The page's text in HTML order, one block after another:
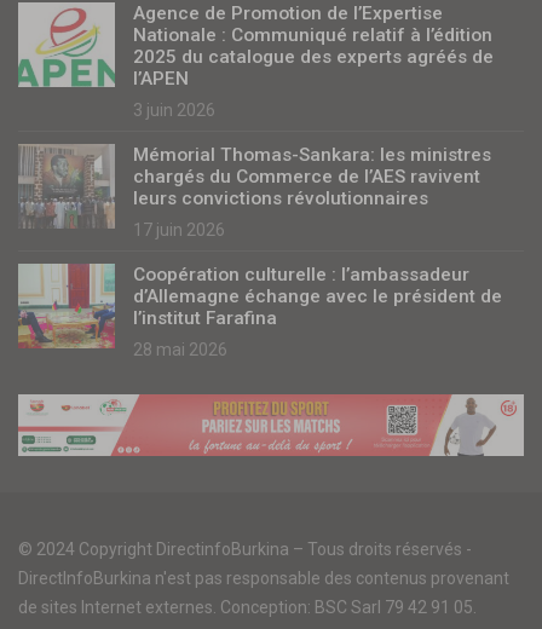
Agence de Promotion de l’Expertise
Nationale : Communiqué relatif à l’édition
2025 du catalogue des experts agréés de
l’APEN
3 juin 2026
Mémorial Thomas-Sankara: les ministres
chargés du Commerce de l’AES ravivent
leurs convictions révolutionnaires
17 juin 2026
Coopération culturelle : l’ambassadeur
d’Allemagne échange avec le président de
l’institut Farafina
28 mai 2026
© 2024 Copyright DirectinfoBurkina – Tous droits réservés -
DirectInfoBurkina n'est pas responsable des contenus provenant
de sites Internet externes. Conception: BSC Sarl 79 42 91 05.